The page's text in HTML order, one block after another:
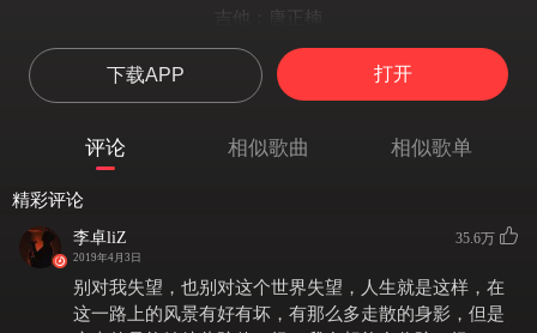
吉他：唐正楠
录音： 1090 Studio 成都
混音：一刀流
监制：317
远方灯火闪亮着光
多漫长
这一路经历太多伤
下载APP 打开
评论 相似歌曲 相似歌单
精彩评论
李卓liZ
2019年4月3日
35.6万
别对我失望，也别对这个世界失望，人生就是这样，在
这一路上的风景有好有坏，有那么多走散的身影，但是